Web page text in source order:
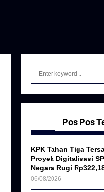
f
r
:
Pos Pos
KPK Tahan Tiga
Proyek Digitalisasi
Negara Rugi
06/08/2026